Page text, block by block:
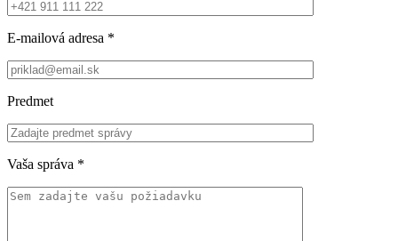
E-mailová adresa *
Predmet
Vaša správa *